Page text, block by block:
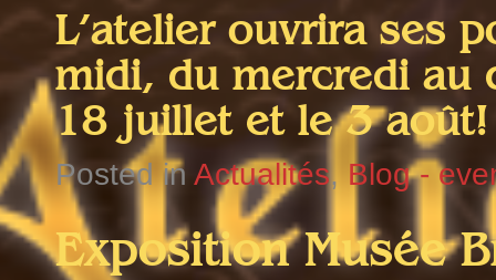
L’atelier ouvrira ses
midi, du mercredi au
18 juillet et le 3 août!
Posted in Actualités, Blog -
Exposition Musée